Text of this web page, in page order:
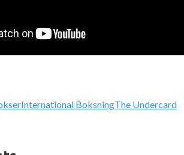
International BoksningThe Undercard